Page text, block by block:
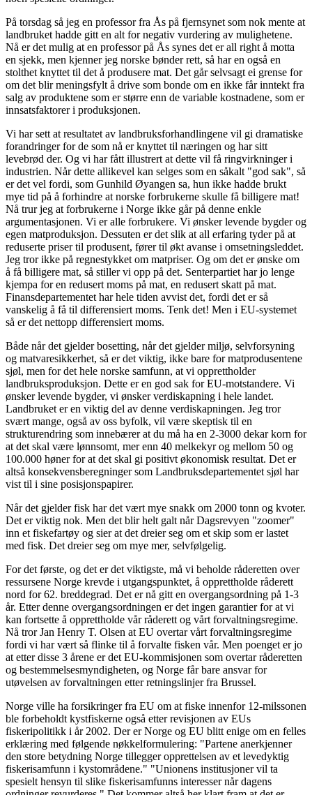
På torsdag så jeg en professor fra Ås på fjernsynet som nok mente at
landbruket hadde gitt en alt for negativ vurdering av mulighetene.
Nå er det mulig at en professor på Ås synes det er all right å motta
en sjekk, men kjenner jeg norske bønder rett, så har en også en
stolthet knyttet til det å produsere mat. Det går selvsagt ei grense for
om det blir meningsfylt å drive som bonde om en ikke får inntekt fra
salg av produktene som er større enn de variable kostnadene, som er
innsatsfaktorer i produksjonen.
Vi har sett at resultatet av landbruksforhandlingene vil gi dramatiske
forandringer for de som nå er knyttet til næringen og har sitt
levebrød der. Og vi har fått illustrert at dette vil få ringvirkninger i
industrien. Når dette allikevel kan selges som en såkalt "god sak", så
er det vel fordi, som Gunhild Øyangen sa, hun ikke hadde brukt
mye tid på å forhindre at norske forbrukerne skulle få billigere mat!
Nå trur jeg at forbrukerne i Norge ikke går på denne enkle
argumentasjonen. Vi er alle forbrukere. Vi ønsker levende bygder og
egen matproduksjon. Dessuten er det slik at all erfaring tyder på at
reduserte priser til produsent, fører til økt avanse i omsetningsleddet.
Jeg tror ikke på regnestykket om matpriser. Og om det er ønske om
å få billigere mat, så stiller vi opp på det. Senterpartiet har jo lenge
kjempa for en redusert moms på mat, en redusert skatt på mat.
Finansdepartementet har hele tiden avvist det, fordi det er så
vanskelig å få til differensiert moms. Tenk det! Men i EU-systemet
så er det nettopp differensiert moms.
Både når det gjelder bosetting, når det gjelder miljø, selvforsyning
og matvaresikkerhet, så er det viktig, ikke bare for matprodusentene
sjøl, men for det hele norske samfunn, at vi opprettholder
landbruksproduksjon. Dette er en god sak for EU-motstandere. Vi
ønsker levende bygder, vi ønsker verdiskapning i hele landet.
Landbruket er en viktig del av denne verdiskapningen. Jeg tror
svært mange, også av oss byfolk, vil være skeptisk til en
strukturendring som innebærer at du må ha en 2-3000 dekar korn for
at det skal være lønnsomt, mer enn 40 melkekyr og mellom 50 og
100.000 høner for at det skal gi positivt økonomisk resultat. Det er
altså konsekvensberegninger som Landbruksdepartementet sjøl har
vist til i sine posisjonspapirer.
Når det gjelder fisk har det vært mye snakk om 2000 tonn og kvoter.
Det er viktig nok. Men det blir helt galt når Dagsrevyen "zoomer"
inn et fiskefartøy og sier at det dreier seg om et skip som er lastet
med fisk. Det dreier seg om mye mer, selvfølgelig.
For det første, og det er det viktigste, må vi beholde råderetten over
ressursene Norge krevde i utgangspunktet, å opprettholde råderett
nord for 62. breddegrad. Det er nå gitt en overgangsordning på 1-3
år. Etter denne overgangsordningen er det ingen garantier for at vi
kan fortsette å opprettholde vår råderett og vårt forvaltningsregime.
Nå tror Jan Henry T. Olsen at EU overtar vårt forvaltningsregime
fordi vi har vært så flinke til å forvalte fisken vår. Men poenget er jo
at etter disse 3 årene er det EU-kommisjonen som overtar råderetten
og bestemmelsesmyndigheten, og Norge får bare ansvar for
utøvelsen av forvaltningen etter retningslinjer fra Brussel.
Norge ville ha forsikringer fra EU om at fiske innenfor 12-milssonen
ble forbeholdt kystfiskerne også etter revisjonen av EUs
fiskeripolitikk i år 2002. Der er Norge og EU blitt enige om en felles
erklæring med følgende nøkkelformulering: "Partene anerkjenner
den store betydning Norge tillegger opprettelsen av et levedyktig
fiskerisamfunn i kystområdene." "Unionens institusjoner vil ta
spesielt hensyn til slike fiskerisamfunns interesser når dagens